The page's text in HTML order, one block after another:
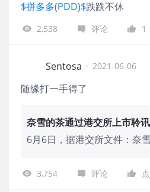
$拼多多(PDD)$跌跌不休
2,538 评论 1
Sentosa · 2021-06-06
随缘打一手得了
奈雪的茶通过港交所上市聆讯
6月6日，据港交所文件：奈
3,754 评论